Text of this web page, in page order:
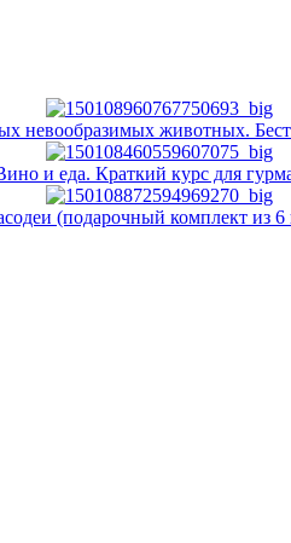
невообразимых животных.
и еда. Краткий курс для
(подарочный комплект из 6